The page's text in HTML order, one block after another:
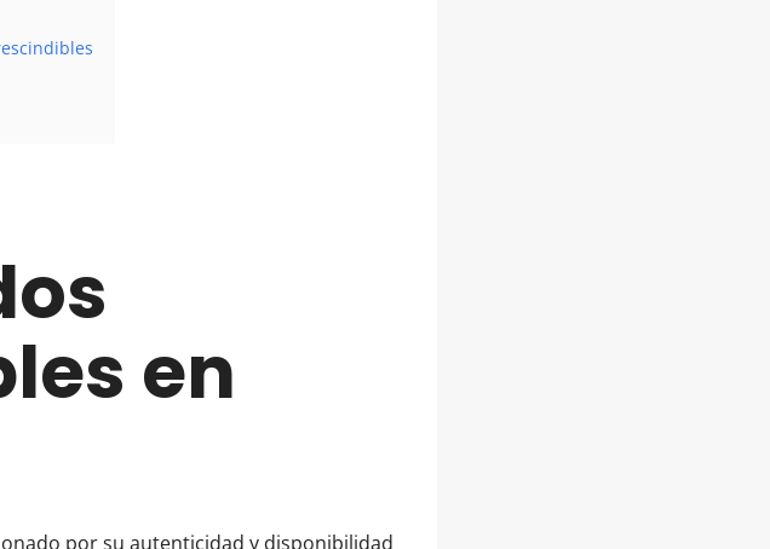
en
por su autenticidad y disponibilidad